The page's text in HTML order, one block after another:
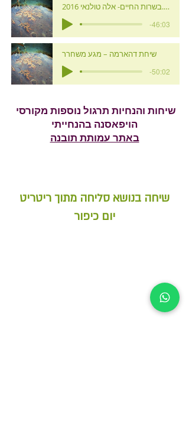
בשרות החיים- אלה טולנאי 2016.mp3
-46:03
שיחת דהארמה – מגע משחרר
-50:02
שיחות והנחיות תרגול נוספות מקורסי
הויפאסנה בהנחייתי
באתר עמותת תובנה
שיחה בנושא סליחה מתוך ריטריט
יום כיפור